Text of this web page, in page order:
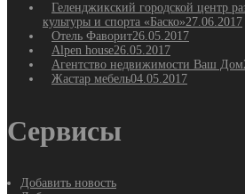
Геленджикский городской центр
культуры и спорта «Баско»27.06.2017
Отель Фаворит26.05.2017
Alpen house26.05.2017
Агентство недвижимости Ваш Дом
Жастар мебель04.05.2017
Сервисы
Добавить новость